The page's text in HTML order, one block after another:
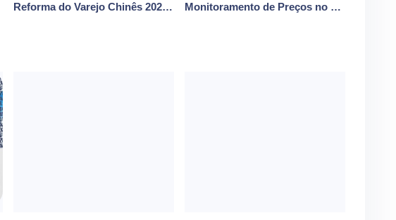
Reforma do Varejo Chinês 2026 Mudanças no Comércio Monitoramento de Preços no Varejo Instantâneo Impulsiona Margens